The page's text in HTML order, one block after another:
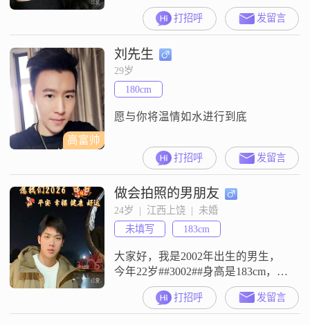
历是中专，月收入在3000元以下
##3002##平时我比较看重家庭，会
把家庭放在比较优先的位置，同时
也追求事业上的成就##3002##我喜
欢精致的生活，也会注重自身的健
康管理##3002##我向往稳定安逸的
生活状态##3002##日常闲暇的时
候，我喜
打招呼 发留言
高富帅
刘先生
29岁
180cm
愿与你将温情如水进行到底
打招呼 发留言
做会拍照的男朋友
24岁  |  江西上饶  |  未婚
未填写
183cm
大家好，我是2002年出生的男生，
今年22岁##3002##身高是183cm，目
前的工作地点在上饶##3002##学历
是大专，月收入在5001元到8000元
这个区间##3002##关于我的性格，
打招呼 发留言